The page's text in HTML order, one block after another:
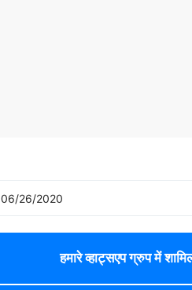
06/26/2020
हमारे व्हाट्सएप ग्रुप में